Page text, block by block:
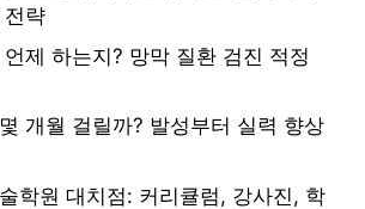
전략
제 하는지? 망막 질환 검진 적정
개월 걸릴까? 발성부터 실력 향상
학원 대치점: 커리큘럼, 강사진, 학